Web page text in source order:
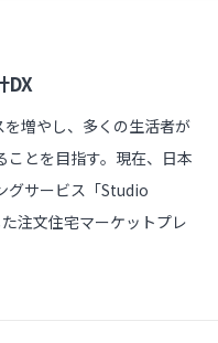
DX
増やし、多くの生活者が
とを目指す。現在、日本
グサービス「Studio
注文住宅マーケットプレ